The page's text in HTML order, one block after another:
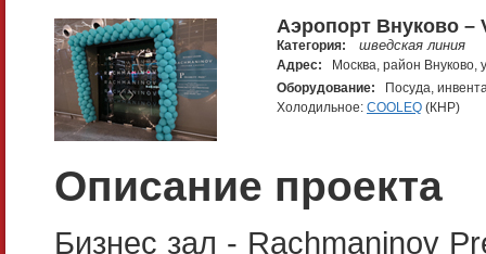
Аэропорт Внуково –
Категория: шведская линия
Адрес:
Москва, район Внуково,
Оборудование: Посуда,
Холодильное: COOLEQ (КНР)
Описание проекта
Бизнес зал - Raсhmaninov